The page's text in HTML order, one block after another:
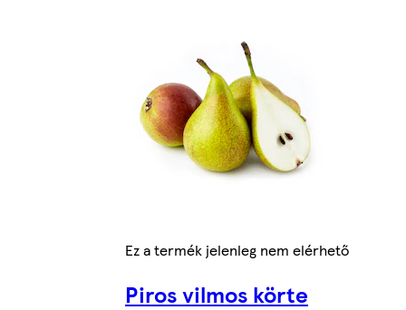
Ez a termék jelenleg nem elérhető
Piros vilmos körte